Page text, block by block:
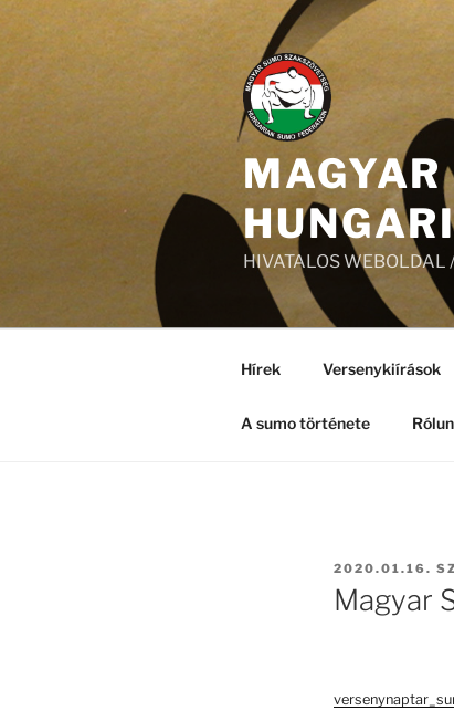
Tartalomhoz
HIVATALOS WEBOLDAL
Hírek Versenykiírások
A sumo története
BEKÜLDVE:
2020.01.16.
Magyar